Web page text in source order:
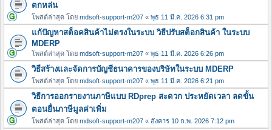
ตกหล่น
โพสต์ล่าสุด โดย mdsoft-support-m207 « พุธ 11 มี.ค. 2026 6:31 pm
แก้ปัญหาสต็อคสินค้าไม่ตรงในระบบ วิธีปรับสต็อกสินค้า ในระบบ
MDERP
โพสต์ล่าสุด โดย mdsoft-support-m207 « พุธ 11 มี.ค. 2026 6:26 pm
วิธีสร้างและจัดการบัญชีธนาคารของบริษัทในระบบ MDERP
โพสต์ล่าสุด โดย mdsoft-support-m207 « พุธ 11 มี.ค. 2026 6:21 pm
วิธีการออกรายงานภาษีแบบ RDprep สะดวก ประหยัดเวลา ลดขั้น
ตอนยื่นภาษีมูลค่าเพิ่ม
โพสต์ล่าสุด โดย mdsoft-support-m207 « อังคาร 10 ก.พ. 2026 7:12 pm